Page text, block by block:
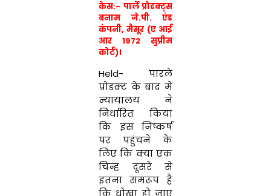
केस:- पार्ले प्रोडक्ट्स
बनाम जे.पी. एंड
कंपनी, मैसूर (ए आई
आर 1972 सुप्रीम
कोर्ट)।
Held- पारले
प्रोडक्ट के बाद में
न्यायालय ने
निर्धारित किया
कि इस निष्कर्ष
पर पहुंचने के
लिए कि क्या एक
चिन्ह दूसरे से
इतना समरूप है
कि धोखा हो जाए